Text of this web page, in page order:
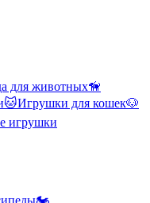
для животных🦮
🐱Игрушки для кошек🐶
игрушки